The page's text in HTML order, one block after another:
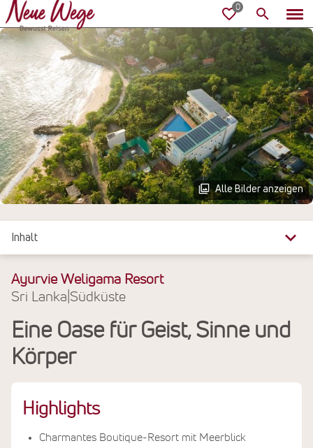
Alle Bilder anzeigen
Inhalt
Überblick
Reiseinfos
Leistungen
Termine & Preise
Ayurvie Weligama Resort
Sri Lanka Südküste
Eine Oase für Geist, Sinne und
Körper
Highlights
Charmantes Boutique-Resort mit Meerblick